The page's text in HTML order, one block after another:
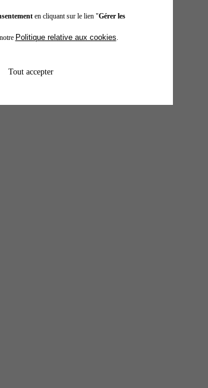
en cliquant sur le lien "Gérer les
Politique relative aux cookies
Tout accepter